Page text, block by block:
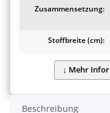
Zusammensetzung:
Stoffbreite (cm):
Beschreibung